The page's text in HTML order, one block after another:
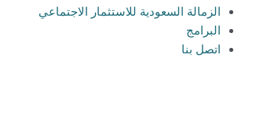
الزمالة السعودية للاستثمار الاجتماعي
البرامج
اتصل بنا